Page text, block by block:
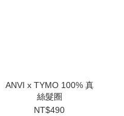
ANVI x TYMO 100% 真
絲髮圈
NT$490